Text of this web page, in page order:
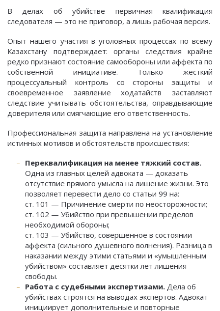
В делах об убийстве первичная квалификация
следователя — это не приговор, а лишь рабочая версия.
Опыт нашего участия в уголовных процессах по всему
Казахстану подтверждает: органы следствия крайне
редко признают состояние самообороны или аффекта по
собственной инициативе. Только жесткий
процессуальный контроль со стороны защиты и
своевременное заявление ходатайств заставляют
следствие учитывать обстоятельства, оправдывающие
доверителя или смягчающие его ответственность.
Профессиональная защита направлена на установление
истинных мотивов и обстоятельств происшествия:
Переквалификация на менее тяжкий состав.
Одна из главных целей адвоката — доказать
отсутствие прямого умысла на лишение жизни. Это
позволяет перевести дело со статьи 99 на:
ст. 101 — Причинение смерти по неосторожности;
ст. 102 — Убийство при превышении пределов
необходимой обороны;
ст. 103 — Убийство, совершенное в состоянии
аффекта (сильного душевного волнения). Разница в
наказании между этими статьями и «умышленным
убийством» составляет десятки лет лишения
свободы.
Работа с судебными экспертизами. Дела об
убийствах строятся на выводах экспертов. Адвокат
инициирует дополнительные и повторные